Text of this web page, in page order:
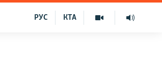
КТА
РУС